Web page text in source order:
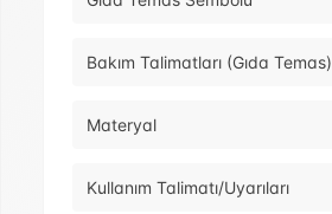
Bakım Talimatları (Gıda Temas)
Materyal
Kullanım Talimatı/Uyarıları